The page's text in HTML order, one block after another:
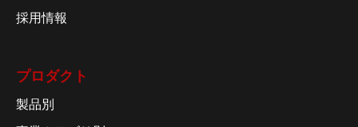
採用情報
プロダクト
製品別